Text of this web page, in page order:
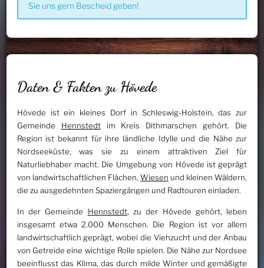
Sie uns gern Bescheid geben!
Daten & Fakten zu Hövede
Hövede ist ein kleines Dorf in Schleswig-Holstein, das zur
Gemeinde Hennstedtim Kreis Dithmarschen gehört. Die
Region ist bekannt für ihre ländliche Idylle und die Nähe zur
Nordseeküste, was sie zu einem attraktiven Ziel für
Naturliebhaber macht. Die Umgebung von Hövede ist geprägt
von landwirtschaftlichen Flächen, Wiesen und kleinen Wäldern,
die zu ausgedehnten Spaziergängen und Radtouren einladen.
In der Gemeinde Hennstedt, zu der Hövede gehört, leben
insgesamt etwa 2.000 Menschen. Die Region ist vor allem
landwirtschaftlich geprägt, wobei die Viehzucht und der Anbau
von Getreide eine wichtige Rolle spielen. Die Nähe zur Nordsee
beeinflusst das Klima, das durch milde Winter und gemäßigte